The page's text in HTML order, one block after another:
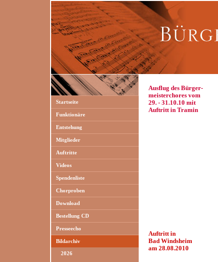
Startseite
Funktionäre
Entstehung
Mitglieder
Auftritte
Videos
Spendenliste
Chorproben
Download
Bestellung CD
Presseecho
Bildarchiv
2026
Ausflug des Bürger-
meisterchores vom
29. - 31.10.10 mit
Auftritt in Tramin
Auftritt in
Bad Windsheim
am 28.08.2010